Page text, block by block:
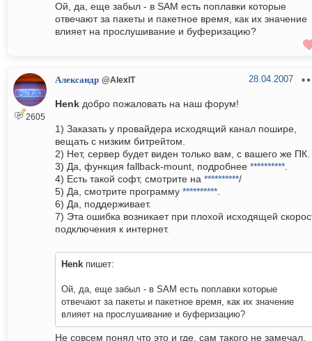
Ой, да, еще забыл - в SAM есть поплавки которые
отвечают за пакеты и пакетное время, как их значение
влияет на прослушивание и буферизацию?
2605
Александр @AlexIT 28.04.2007
Henk добро пожаловать на наш форум!
1) Заказать у провайдера исходящий канал пошире,
вещать с низким битрейтом.
2) Нет, сервер будет виден только вам, с вашего же ПК.
3) Да, функция fallback-mount, подробнее **********
4) Есть такой софт, смотрите на **********/
5) Да, смотрите программу **********
6) Да, поддерживает.
7) Эта ошибка возникает при плохой исходящей
подключения к интернет.
Henk пишет:
Ой, да, еще забыл - в SAM есть поплавки которые
отвечают за пакеты и пакетное время, как их значение
влияет на прослушивание и буферизацию?
Не совсем понял что это и где, сам такого не замечал,